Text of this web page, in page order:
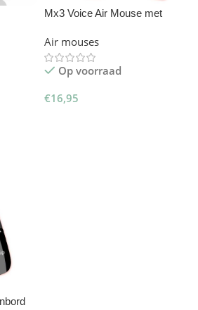
Mx3 Voice Air Mouse met
Air mouses
Op voorraad
€16,95